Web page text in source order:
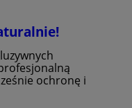
ochronę i